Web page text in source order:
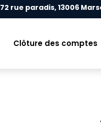
72 rue paradis, 13006
Clôture des comptes